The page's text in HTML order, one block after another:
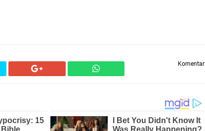
Komentar